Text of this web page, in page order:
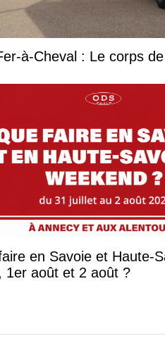
à-Cheval : Le corps
en Savoie et Haute-
juillet, 1er août et 2 août ?